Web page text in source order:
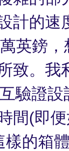
計的速
英鎊
致。我
驗證
間(即
的箱